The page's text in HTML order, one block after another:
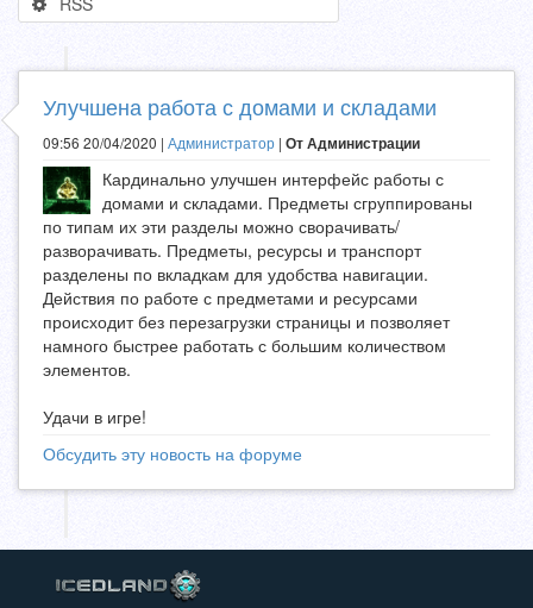
Улучшена работа с домами и складами
09:56 20/04/2020 | Администратор | От Администрации
Кардинально улучшен интерфейс работы с
домами и складами. Предметы сгруппированы
по типам их эти разделы можно сворачивать/
разворачивать. Предметы, ресурсы и транспорт
разделены по вкладкам для удобства навигации.
Действия по работе с предметами и ресурсами
происходит без перезагрузки страницы и позволяет
намного быстрее работать с большим количеством
элементов.
Удачи в игре!
Обсудить эту новость на форуме